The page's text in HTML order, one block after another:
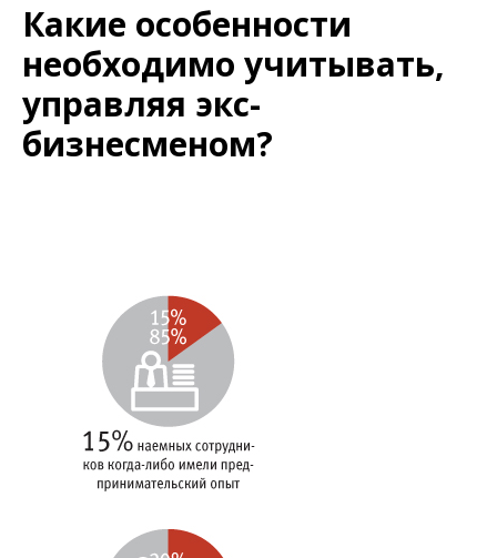
Какие особенности
необходимо учитывать,
управляя экс-
бизнесменом?